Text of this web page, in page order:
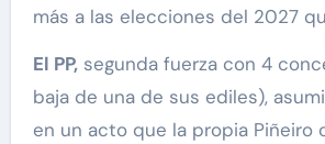
más a las elecciones del 2027
El PP,segunda fuerza con 4
baja de una de sus ediles),
en un acto que la propia Piñeiro